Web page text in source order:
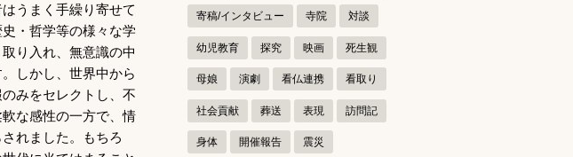
うまく手繰り寄せて
・哲学等の様々な学
り入れ、無意識の中
しかし、世界中から
みをセレクトし、不
な感性の一方で、情
れました。もちろ
寄稿/インタビュー 寺院 対談
幼児教育 探究 映画 死生観
母娘 演劇 看仏連携 看取り
社会貢献 葬送 表現 訪問記
身体 開催報告 震災